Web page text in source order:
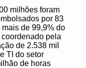
milhões foram
por 83
de 99,9% do
pela
de 2.538 mil
TI do setor
de horas